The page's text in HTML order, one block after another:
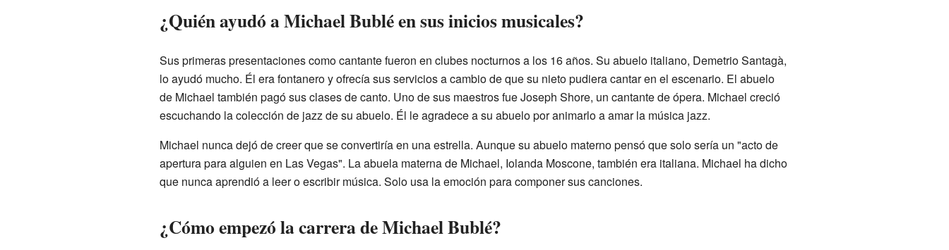
¿Quién ayudó a Michael Bublé en sus inicios musicales?
Sus primeras presentaciones como cantante fueron en clubes nocturnos a los 16 años. Su abuelo italiano, Demetrio Santagà,
lo ayudó mucho. Él era fontanero y ofrecía sus servicios a cambio de que su nieto pudiera cantar en el escenario. El abuelo
de Michael también pagó sus clases de canto. Uno de sus maestros fue Joseph Shore, un cantante de ópera. Michael creció
escuchando la colección de jazz de su abuelo. Él le agradece a su abuelo por animarlo a amar la música jazz.
Michael nunca dejó de creer que se convertiría en una estrella. Aunque su abuelo materno pensó que solo sería un "acto de
apertura para alguien en Las Vegas". La abuela materna de Michael, Iolanda Moscone, también era italiana. Michael ha dicho
que nunca aprendió a leer o escribir música. Solo usa la emoción para componer sus canciones.
¿Cómo empezó la carrera de Michael Bublé?